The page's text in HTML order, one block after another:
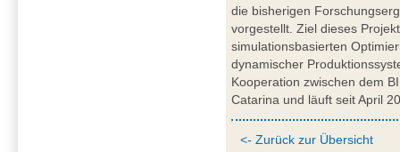
die bisherigen
vorgestellt. Ziel dieses
simulationsbasierten
dynamischer
Kooperation zwischen dem
Catarina und läuft seit April
<- Zurück zur Übersicht